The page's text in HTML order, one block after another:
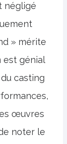
négligé
» mérite
est génial
casting
œuvres
noter le